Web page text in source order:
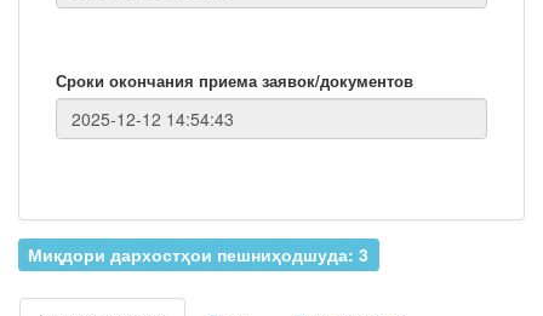
Сроки окончания приема заявок/документов
Миқдори дархостҳои пешниҳодшуда: 3